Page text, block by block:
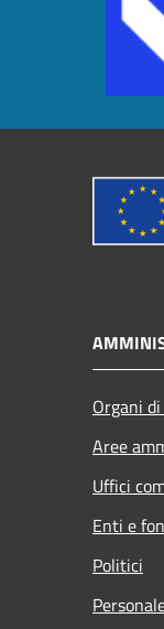
Organi
Aree
Uffici
Enti e
Politici